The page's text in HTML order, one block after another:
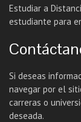
Estudiar a
estudiante para
Si deseas
navegar por el
carreras o
deseada.